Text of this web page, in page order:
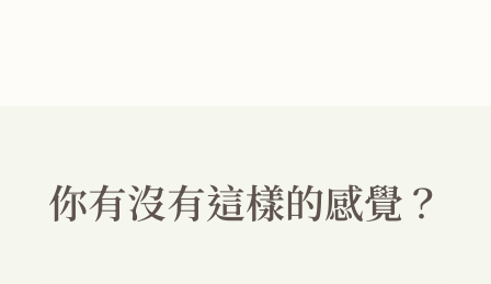
你有沒有這樣的感覺？